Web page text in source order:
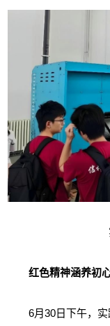
红色精神涵养初
6月30日下午，